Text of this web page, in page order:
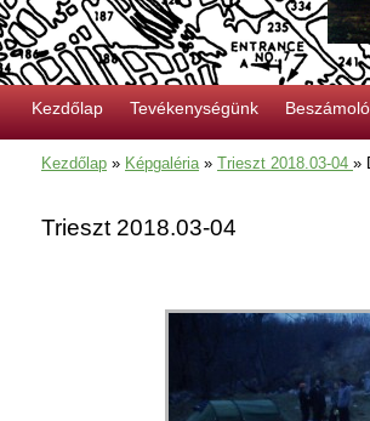
Kezdőlap Tevékenységünk
Kezdőlap » Képgaléria» Trieszt 2018.03-04 »
Trieszt 2018.03-04